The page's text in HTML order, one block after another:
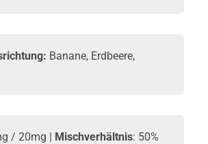
Banane, Erdbeere,
/ 20mg | Mischverhältnis: 50%